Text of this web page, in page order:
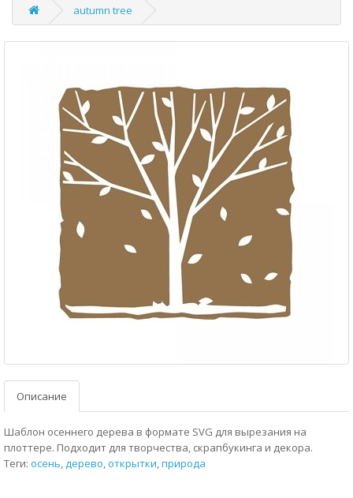
autumn tree
Описание
Шаблон осеннего дерева в формате SVG для вырезания на
плоттере. Подходит для творчества, скрапбукинга и декора.
Теги: осень,дерево,открытки,природа